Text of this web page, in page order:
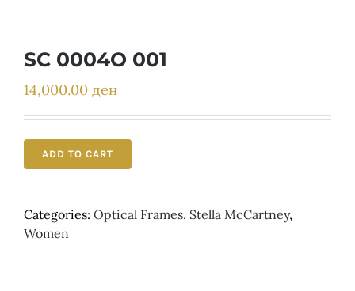
SC 0004O 001
14,000.00 ден
ADD TO CART
Categories: Optical Frames, Stella McCartney,
Women